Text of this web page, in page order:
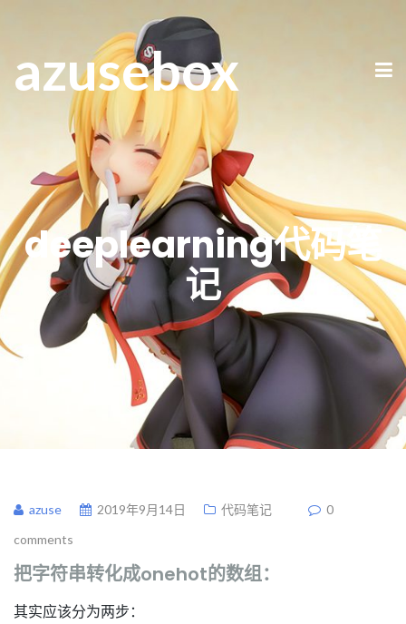
azusebox
deeplearning代码笔
记
azuse 2019年9月14日 代码笔记
0
comments
把字符串转化成onehot的数组：
其实应该分为两步：